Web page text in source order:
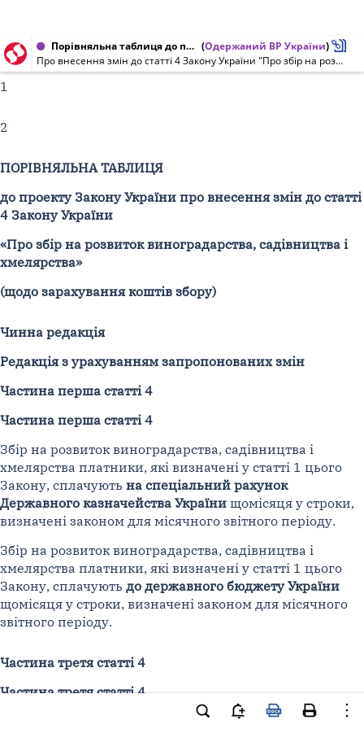
Порівняльна таблиця до проекту Закону України від 18.05.2011 № 8526 (Одержаний ВР України)
Про внесення змін до статті 4 Закону України "Про збір на розвиток виноградарства, садівництва і хмелярства" (щодо зарахування коштів збору)